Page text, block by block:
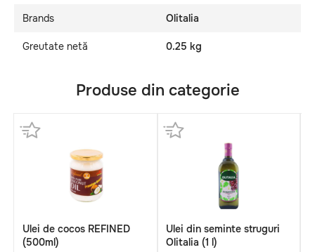
Brands Olitalia
Greutate netă 0.25 kg
Produse din categorie
Ulei de cocos REFINED
(500ml)
Ulei din seminte struguri
Olitalia (1 l)